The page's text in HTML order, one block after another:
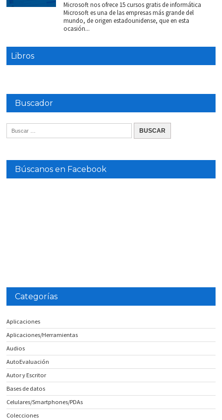
Microsoft nos ofrece 15 cursos gratis de informática
Microsoft es una de las empresas más grande del
mundo, de origen estadounidense, que en esta
ocasión...
Libros
Buscador
Búscanos en Facebook
Categorías
Aplicaciones
Aplicaciones/Herramientas
Audios
AutoEvaluación
Autor y Escritor
Bases de datos
Celulares/Smartphones/PDAs
Colecciones